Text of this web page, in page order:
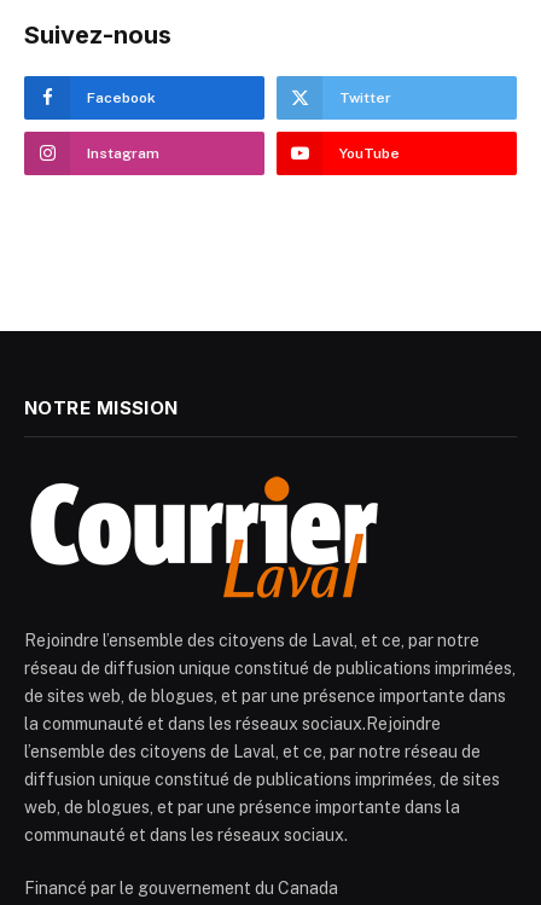
Suivez-nous
Facebook Twitter
Instagram YouTube
NOTRE MISSION
Rejoindre l’ensemble des citoyens de Laval, et ce, par notre
réseau de diffusion unique constitué de publications imprimées,
de sites web, de blogues, et par une présence importante dans
la communauté et dans les réseaux sociaux.Rejoindre
l’ensemble des citoyens de Laval, et ce, par notre réseau de
diffusion unique constitué de publications imprimées, de sites
web, de blogues, et par une présence importante dans la
communauté et dans les réseaux sociaux.
Financé par le gouvernement du Canada